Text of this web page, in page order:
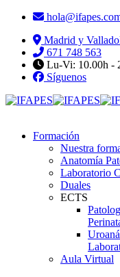
Madrid y
671 748 563
Lu-Vi: 10.00h -
Síguenos
Formación
Nuestra
Anatomía
Laboratorio
Duales
ECTS
Aula Virtual